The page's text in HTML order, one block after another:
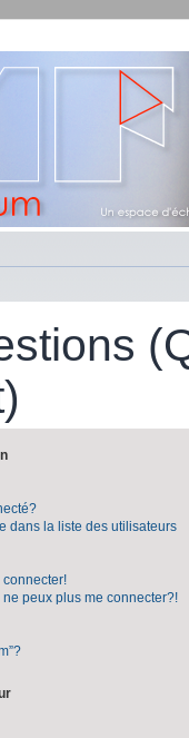
dans la liste des utilisateurs
peux plus me connecter?!